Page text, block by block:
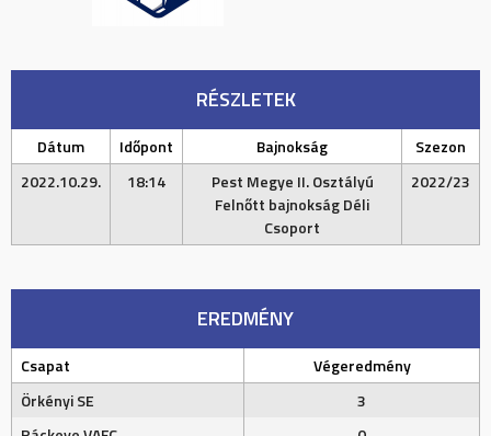
RÉSZLETEK
Dátum Időpont Bajnokság
Szezon
2022.10.29.
18:14
Pest Megye II. Osztályú
Felnőtt bajnokság Déli
Csoport
2022/23
EREDMÉNY
Csapat
Végeredmény
Örkényi SE
3